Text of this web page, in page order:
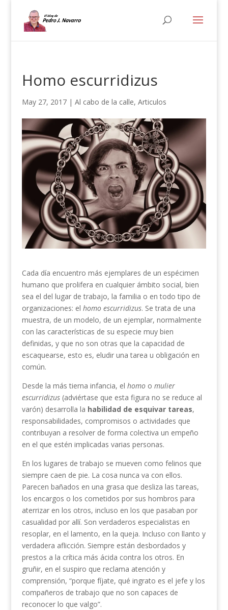
Homo escurridizus
May 27, 2017| Al cabo de la calle, Articulos
Cada día encuentro más ejemplares de un espécimen
humano que prolifera en cualquier ámbito social, bien
sea el del lugar de trabajo, la familia o en todo tipo de
organizaciones: el homo escurridizus. Se trata de una
muestra, de un modelo, de un ejemplar, normalmente
con las características de su especie muy bien
definidas, y que no son otras que la capacidad de
escaquearse, esto es, eludir una tarea u obligación en
común.
Desde la más tierna infancia, el homoo mulier
escurridizus(adviértase que esta figura no se reduce al
varón) desarrolla la habilidad de esquivar tareas,
responsabilidades, compromisos o actividades que
contribuyan a resolver de forma colectiva un empeño
en el que estén implicadas varias personas.
En los lugares de trabajo se mueven como felinos que
siempre caen de pie. La cosa nunca va con ellos.
Parecen bañados en una grasa que desliza las tareas,
los encargos o los cometidos por sus hombros para
aterrizar en los otros, incluso en los que pasaban por
casualidad por allí. Son verdaderos especialistas en
resoplar, en el lamento, en la queja. Incluso con llanto y
verdadera aflicción. Siempre están desbordados y
prestos a la crítica más ácida contra los otros. En
gruñir, en el suspiro que reclama atención y
comprensión, “porque fíjate, qué ingrato es el jefe y los
compañeros de trabajo que no son capaces de
reconocer lo que valgo”.